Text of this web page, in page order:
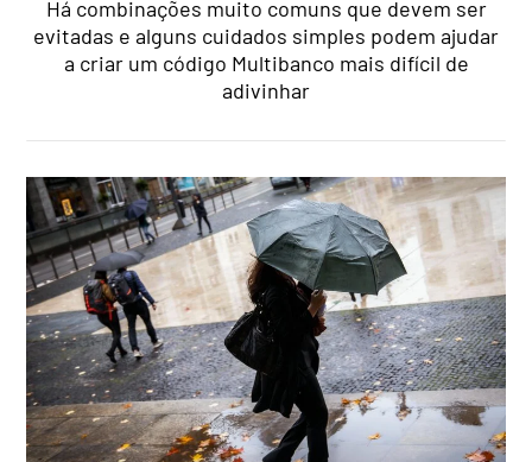
Há combinações muito comuns que devem ser
evitadas e alguns cuidados simples podem ajudar
a criar um código Multibanco mais difícil de
adivinhar